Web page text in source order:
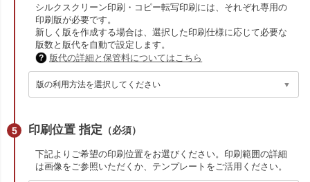
シルクスクリーン印刷・コピー転写印刷には、それぞれ専用の
印刷版が必要です。
新しく版を作成する場合は、選択した印刷仕様に応じて必要な
版数と版代を自動で設定します。
版代の詳細と保管料についてはこちら
印刷位置 指定 （必須）
下記よりご希望の印刷位置をお選びください。印刷範囲の詳細
は画像をご参照いただくか、テンプレートをご活用ください。